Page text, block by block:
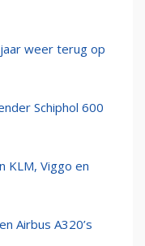
weer terug op
Schiphol 600
KLM, Viggo en
Airbus A320’s